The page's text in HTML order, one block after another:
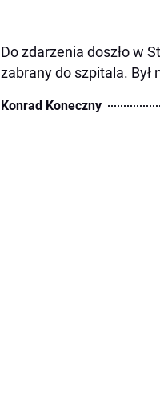
Do zdarzenia doszło w
zabrany do szpitala. Był
Konrad Koneczny